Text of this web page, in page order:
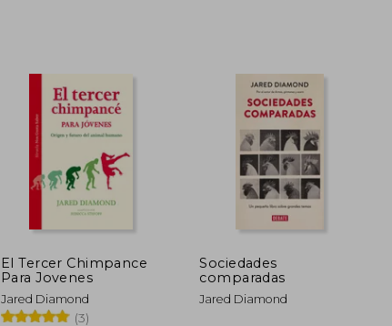
45% 45%
dcto.
El Tercer Chimpance
Para Jovenes
Jared Diamond
(3)
Sociedades
comparadas
Jared Diamond